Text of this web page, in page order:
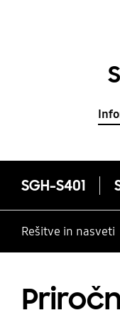
SGH-S401
Rešitve in nasveti